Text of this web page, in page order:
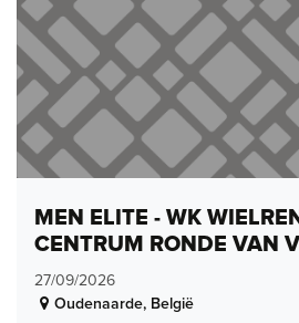
MEN ELITE - WK
CENTRUM RONDE VAN
27/09/2026
Oudenaarde, België